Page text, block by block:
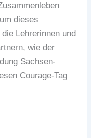
dieses
Lehrerinnen und
wie der
Sachsen-
Courage-Tag